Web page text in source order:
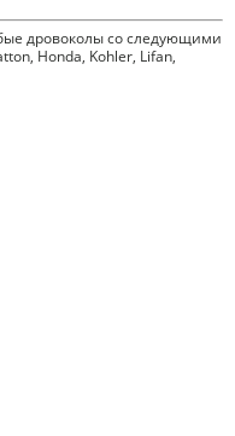
дровоколы со следующими
Honda, Kohler, Lifan,